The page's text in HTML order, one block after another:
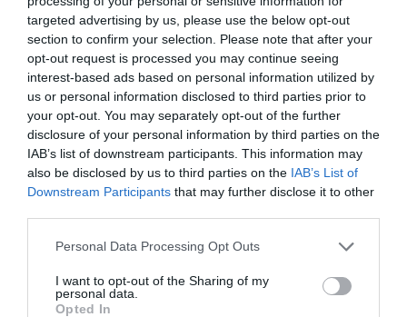
targeted advertising by us, please use the below opt-out
section to confirm your selection. Please note that after your
opt-out request is processed you may continue seeing
interest-based ads based on personal information utilized by
us or personal information disclosed to third parties prior to
your opt-out. You may separately opt-out of the further
disclosure of your personal information by third parties on the
IAB’s list of downstream participants. This information may
also be disclosed by us to third parties on the IAB’s List of
Downstream Participants that may further disclose it to other
Personal Data Processing Opt Outs
I want to opt-out of the Sharing of my
personal data.
Opted In
Redacción 06/08/26 17:03
ECONOMÍA
Siemens baja en bolsa, pese a que vuelve a
elevar previsiones, tras un trimestre récord
Cristina Martín 06/08/26 15:12
OPINIÓN
“Sánchez es un sinvergüenza que ha
abandonado a su país, porque Ceuta es
Hispanidad 06/08/26 11:30